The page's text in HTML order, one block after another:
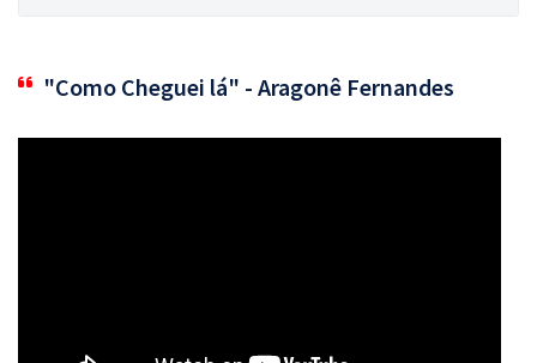
"Como Cheguei lá" - Aragonê Fernandes